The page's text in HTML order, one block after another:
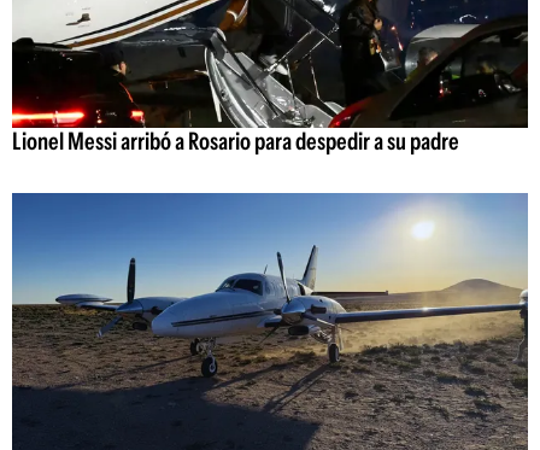
Lionel Messi arribó a Rosario para despedir a su padre